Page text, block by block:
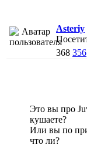
Asteriy
368 356
Это вы про
кушаете?
Или вы по
что ли?